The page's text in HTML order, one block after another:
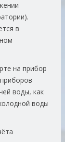
в
на прибор
воды, как
воды